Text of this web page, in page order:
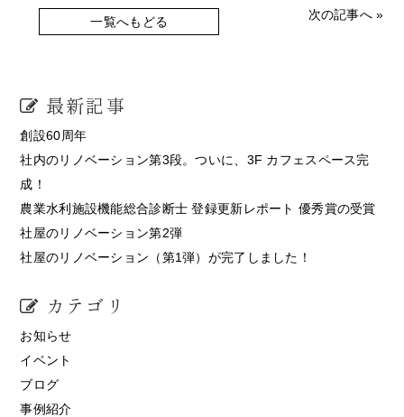
次の記事へ »
一覧へもどる
最新記事
創設60周年
社内のリノベーション第3段。ついに、3F カフェスペース完
成！
農業水利施設機能総合診断士 登録更新レポート 優秀賞の受賞
社屋のリノベーション第2弾
社屋のリノベーション（第1弾）が完了しました！
カテゴリ
お知らせ
イベント
ブログ
事例紹介